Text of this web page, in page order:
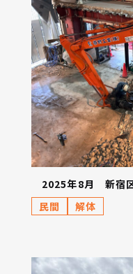
2025年8月 新宿
民間
解体